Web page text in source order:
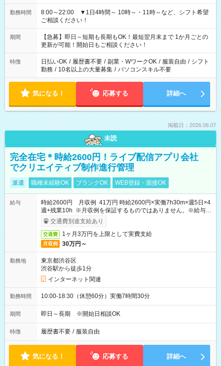
勤務時間
8:00～22:00 ▼1日4時間～ 10時～・11時～など、シフト希望
ご相談ください！
期間
【急募】即日～短期も長期もOK！最短翌月末まで 1か月ごとの
更新が可能！開始日もご相談ください！
特徴 日払いOK / 履歴書不要 / 副業・WワークOK / 服装自由 / シフト
勤務 / 10名以上の大量募集 / パソコンスキル不要
気になる！ 応募する 詳細へ
掲載日：2026.08.07
未読
完全在宅＊時給2600円！ライブ配信アプリ会社
でクリエイティブ制作進行管理
派遣 職種未経験OK ブランクOK WEB登録・面接OK
給与
時給2600円 月収例 41万円 時給2600円×実働7h30m×週5日×4
週+残業10h ※月収例を保証するものではありません。※給与即
受取りサービス利用可（利用条件有）
交通費別途支給あり
交通費 1ヶ月3万円を上限として実費支給
月収例 30万円～
勤務地
東京都渋谷区
渋谷駅から徒歩1分
インターネット関連
勤務時間 10:00-18:30（休憩60分）実働7時間30分
期間 即日～長期 ※開始日相談OK
特徴 履歴書不要 / 服装自由
気になる！ 応募する 詳細へ